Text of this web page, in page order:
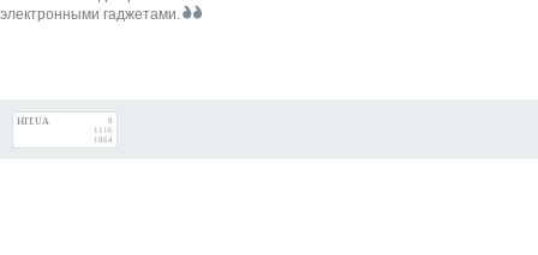
электронными гаджетами.
HIT.UA
8
1116
1864